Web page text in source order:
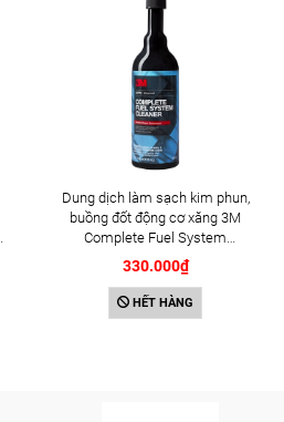
Dung dịch làm sạch kim phun,
buồng đốt động cơ xăng 3M
Complete Fuel System
Cleaner 473ml (08813)
330.000₫
HẾT HÀNG